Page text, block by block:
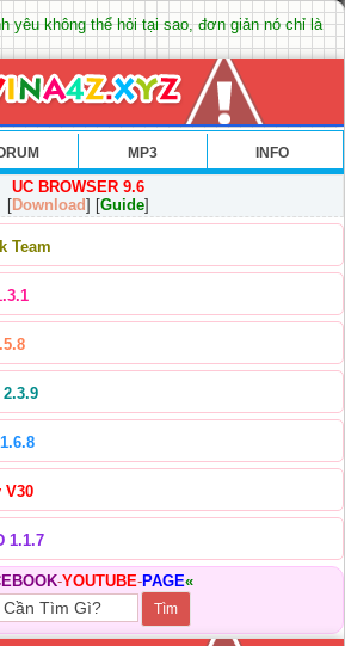
yêu không thể hỏi tại sao, đơn giản nó chỉ là
MP3 INFO
UC BROWSER 9.6
[Download] [Guide]
Team
V30
1.1.7
-YOUTUBE-PAGE«